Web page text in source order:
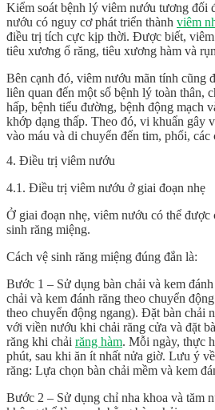
Kiểm soát bệnh lý viêm nướu tương đối
nướu có nguy cơ phát triển thành viêm
điều trị tích cực kịp thời. Được biết,
tiêu xương ổ răng, tiêu xương hàm và
Bên cạnh đó, viêm nướu mãn tính cũng
liên quan đến một số bệnh lý toàn thân,
hấp, bệnh tiểu đường, bệnh động mạch
khớp dạng thấp. Theo đó, vi khuẩn gây
vào máu và di chuyển đến tim, phổi, các
4. Điều trị viêm nướu
4.1. Điều trị viêm nướu ở giai đoạn nhẹ
Ở giai đoạn nhẹ, viêm nướu có thể được
sinh răng miệng.
Cách vệ sinh răng miệng đúng đắn là:
Bước 1 – Sử dụng bàn chải và kem
chải và kem đánh răng theo chuyển
theo chuyển động ngang). Đặt bàn chải
với viền nướu khi chải răng cửa và đặt
răng khi chải răng hàm. Mỗi ngày, thực
phút, sau khi ăn ít nhất nửa giờ. Lưu ý
răng: Lựa chọn bàn chải mềm và kem
Bước 2 – Sử dụng chỉ nha khoa và tăm